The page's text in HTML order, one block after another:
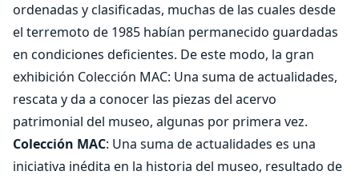
ordenadas y clasificadas, muchas de las cuales desde
el terremoto de 1985 habían permanecido guardadas
en condiciones deficientes. De este modo, la gran
exhibición Colección MAC: Una suma de actualidades,
rescata y da a conocer las piezas del acervo
patrimonial del museo, algunas por primera vez.
Colección MAC: Una suma de actualidades es una
iniciativa inédita en la historia del museo, resultado de